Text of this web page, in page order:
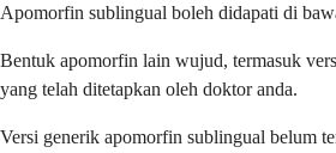
Apomorfin sublingual boleh didapati di
Bentuk apomorfin lain wujud, termasuk
yang telah ditetapkan oleh doktor anda.
Versi generik apomorfin sublingual belum